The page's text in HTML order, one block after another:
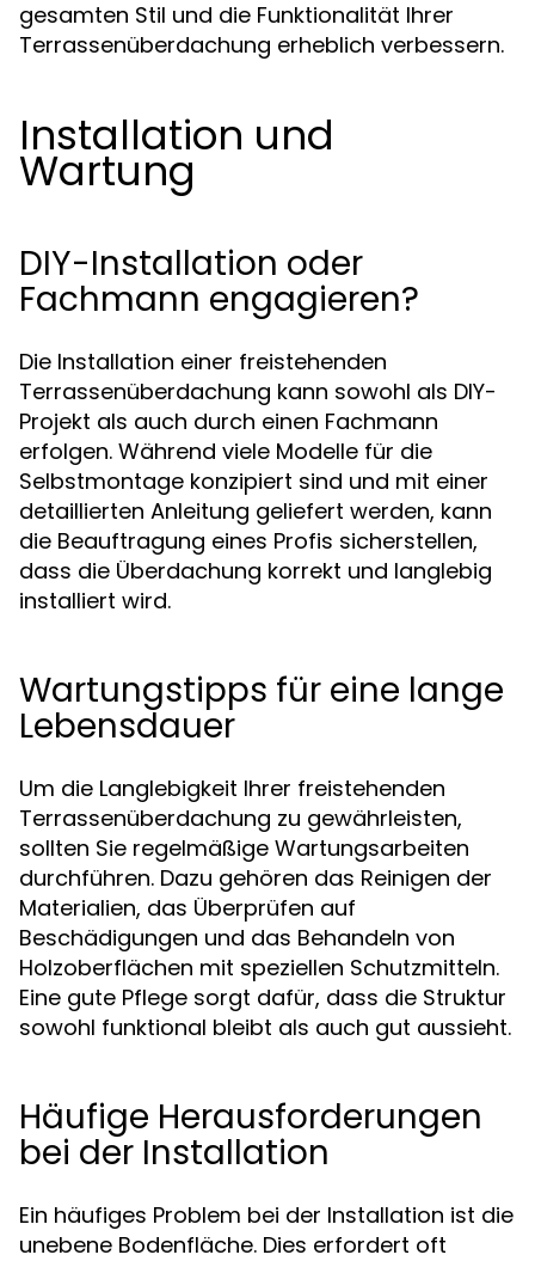
gesamten Stil und die Funktionalität Ihrer
Terrassenüberdachung erheblich verbessern.
Installation und
Wartung
DIY-Installation oder
Fachmann engagieren?
Die Installation einer freistehenden
Terrassenüberdachung kann sowohl als DIY-
Projekt als auch durch einen Fachmann
erfolgen. Während viele Modelle für die
Selbstmontage konzipiert sind und mit einer
detaillierten Anleitung geliefert werden, kann
die Beauftragung eines Profis sicherstellen,
dass die Überdachung korrekt und langlebig
installiert wird.
Wartungstipps für eine lange
Lebensdauer
Um die Langlebigkeit Ihrer freistehenden
Terrassenüberdachung zu gewährleisten,
sollten Sie regelmäßige Wartungsarbeiten
durchführen. Dazu gehören das Reinigen der
Materialien, das Überprüfen auf
Beschädigungen und das Behandeln von
Holzoberflächen mit speziellen Schutzmitteln.
Eine gute Pflege sorgt dafür, dass die Struktur
sowohl funktional bleibt als auch gut aussieht.
Häufige Herausforderungen
bei der Installation
Ein häufiges Problem bei der Installation ist die
unebene Bodenfläche. Dies erfordert oft